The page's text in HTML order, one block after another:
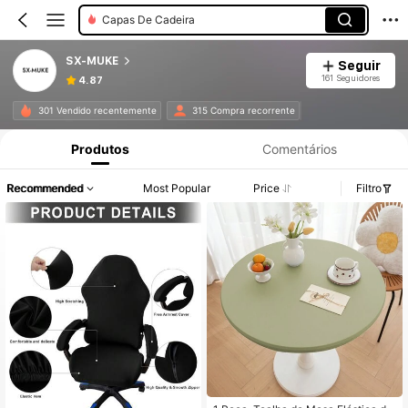
Capas De Cadeira
SX-MUKE
4.87
Seguir
161 Seguidores
301 Vendido recentemente 315 Compra recorrente
Produtos Comentários
Recommended Most Popular Price Filtro